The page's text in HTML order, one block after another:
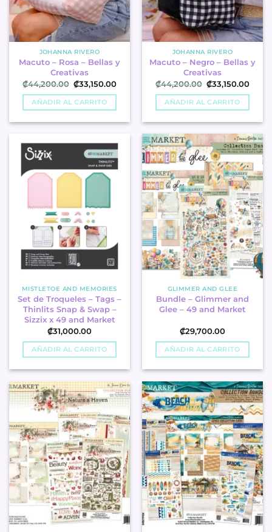
JOHANNA RIVERO
Macuto – Rosa – Bellas y
Creativas
₡44,200.00 Original
price
was:
₡44,200.00.
₡33,150.00Current
AÑADIR AL CARRITO
JOHANNA RIVERO
Macuto – Negro – Bellas y
Creativas
₡44,200.00 Original
price
was:
₡44,200.00.
₡33,150.00
AÑADIR AL CARRITO
MISTLETOE AND MEMORIES
Set de Troqueles – Tags –
Thinlits Snap & Swap –
Sizzix x 49 and Market
₡31,000.00
AÑADIR AL CARRITO
GLIMMER AND GLEE
Bundle – Glimmer and
Glee – 49 and Market
₡29,700.00
AÑADIR AL CARRITO